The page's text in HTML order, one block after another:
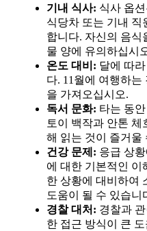
기내 식사: 식사 옵
식당차 또는 기내 직
합니다. 자신의 음식
물 양에 유의하십시
온도 대비: 달에 따
다. 11월에 여행하
을 가져오십시오.
독서 문화: 타는 동
토이 백작과 안톤 체
해 읽는 것이 즐거울
건강 문제: 응급 상
에 대한 기본적인 이
한 상황에 대비하여
도움이 될 수 있습니
경찰 대처: 경찰과
한 접근 방식이 큰